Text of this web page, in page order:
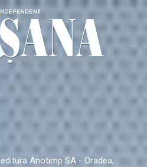
Anotimp SA - Oradea,